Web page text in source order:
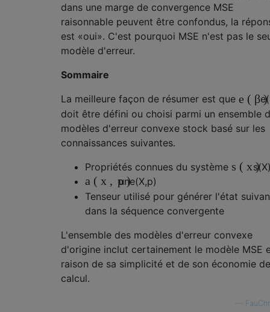
dans une marge de convergence MSE
raisonnable peuvent être confondus, la
est «oui». C'est pourquoi MSE n'est pas le
modèle d'erreur.
Sommaire
La meilleure façon de résumer est que e ( β)
e(
doit être défini ou choisi parmi un ensemble
modèles d'erreur convexe stock basé sur les
connaissances suivantes.
Propriétés connues du système s ( x)
s(X
a ( x , p)
une(X,p)
Tenseur utilisé pour générer l'état
dans la séquence convergente
L'ensemble des modèles d'erreur convexe
d'origine inclut certainement le modèle MSE
raison de sa simplicité et de son économie de
calcul.